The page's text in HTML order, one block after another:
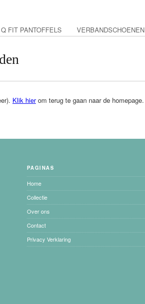
Q FIT PANTOFFELS VERBANDSCHOENEN
Klik hierom terug te gaan naar de homepage.
PAGINAS
Home
Collectie
Over ons
Contact
Privacy Verklaring